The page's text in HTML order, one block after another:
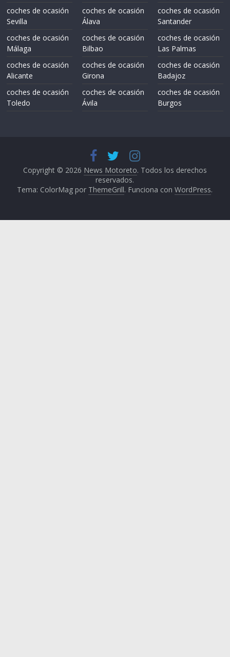
coches de ocasión
Sevilla
coches de ocasión
Málaga
coches de ocasión
Alicante
coches de ocasión
Toledo
coches de ocasión
Álava
coches de ocasión
Bilbao
coches de ocasión
Girona
coches de ocasión
Ávila
coches de ocasión
Santander
coches de ocasión
Las Palmas
coches de ocasión
Badajoz
coches de ocasión
Burgos
Copyright © 2026 News Motoreto. Todos los derechos
reservados.
Tema: ColorMag por ThemeGrill. Funciona conWordPress.